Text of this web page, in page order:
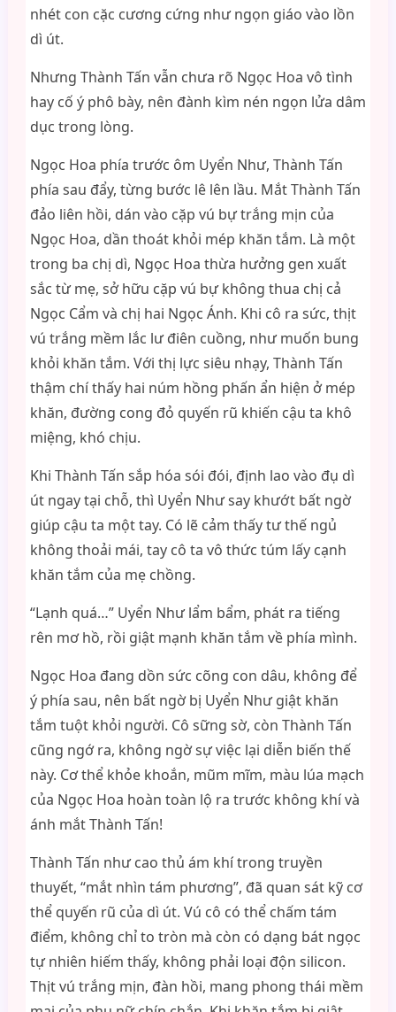
nhét con cặc cương cứng như ngọn giáo vào lồn
dì út.
Nhưng Thành Tấn vẫn chưa rõ Ngọc Hoa vô tình
hay cố ý phô bày, nên đành kìm nén ngọn lửa dâm
dục trong lòng.
Ngọc Hoa phía trước ôm Uyển Như, Thành Tấn
phía sau đẩy, từng bước lê lên lầu. Mắt Thành Tấn
đảo liên hồi, dán vào cặp vú bự trắng mịn của
Ngọc Hoa, dần thoát khỏi mép khăn tắm. Là một
trong ba chị dì, Ngọc Hoa thừa hưởng gen xuất
sắc từ mẹ, sở hữu cặp vú bự không thua chị cả
Ngọc Cẩm và chị hai Ngọc Ánh. Khi cô ra sức, thịt
vú trắng mềm lắc lư điên cuồng, như muốn bung
khỏi khăn tắm. Với thị lực siêu nhạy, Thành Tấn
thậm chí thấy hai núm hồng phấn ẩn hiện ở mép
khăn, đường cong đỏ quyến rũ khiến cậu ta khô
miệng, khó chịu.
Khi Thành Tấn sắp hóa sói đói, định lao vào đụ dì
út ngay tại chỗ, thì Uyển Như say khướt bất ngờ
giúp cậu ta một tay. Có lẽ cảm thấy tư thế ngủ
không thoải mái, tay cô ta vô thức túm lấy cạnh
khăn tắm của mẹ chồng.
“Lạnh quá…” Uyển Như lẩm bẩm, phát ra tiếng
rên mơ hồ, rồi giật mạnh khăn tắm về phía mình.
Ngọc Hoa đang dồn sức cõng con dâu, không để
ý phía sau, nên bất ngờ bị Uyển Như giật khăn
tắm tuột khỏi người. Cô sững sờ, còn Thành Tấn
cũng ngớ ra, không ngờ sự việc lại diễn biến thế
này. Cơ thể khỏe khoắn, mũm mĩm, màu lúa mạch
của Ngọc Hoa hoàn toàn lộ ra trước không khí và
ánh mắt Thành Tấn!
Thành Tấn như cao thủ ám khí trong truyền
thuyết, “mắt nhìn tám phương”, đã quan sát kỹ cơ
thể quyến rũ của dì út. Vú cô có thể chấm tám
điểm, không chỉ to tròn mà còn có dạng bát ngọc
tự nhiên hiếm thấy, không phải loại độn silicon.
Thịt vú trắng mịn, đàn hồi, mang phong thái mềm